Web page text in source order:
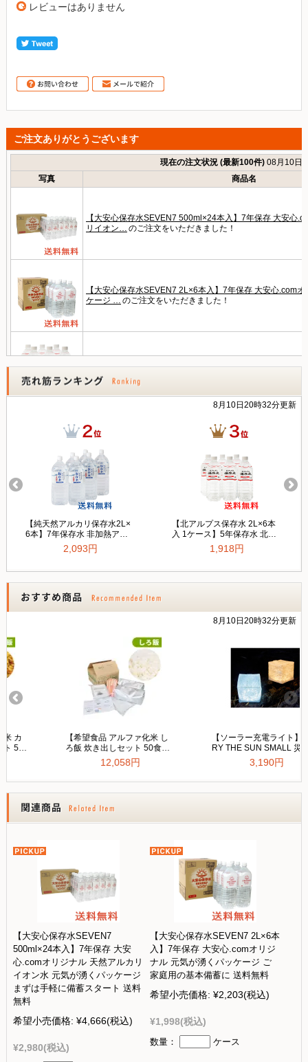
レビューはありません
ご注文ありがとうございます
【大安心保存水SEVEN7
500ml×24本入】7年保存 大安
心.comオリジナル 天然アルカリ
イオン水 元気が湧くパッケージ
まずは手軽に備蓄スタート 送料
無料
希望小売価格: ¥4,666(税込)
¥2,980(税込)
【大安心保存水SEVEN7 2L×6本
入】7年保存 大安心.comオリジ
ナル 元気が湧くパッケージ ご
家庭用の基本備蓄に 送料無料
希望小売価格: ¥2,203(税込)
¥1,998(税込)
数量： ケース